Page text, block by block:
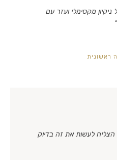
מקסימלי ועזר עם
”
ראשונית
הצליח לעשות את זה בדיוק